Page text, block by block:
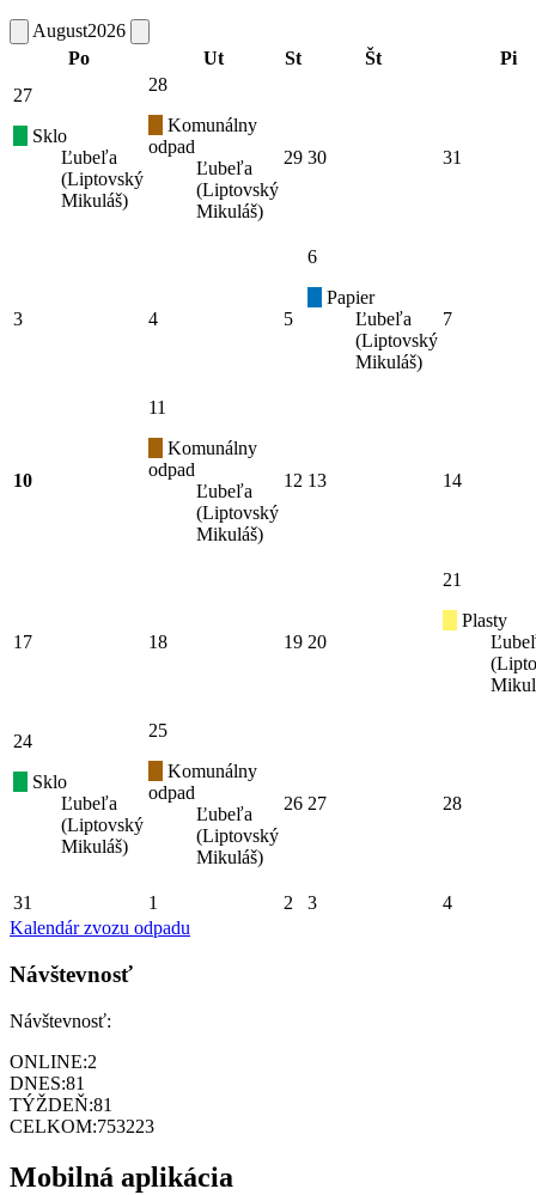
August2026
Po
Ut St Št
Pi
27
Sklo
Ľubeľa
(Liptovský
Mikuláš)
28
Komunálny
odpad
Ľubeľa
(Liptovský
Mikuláš)
29 30 31
3 4 5
6
Papier
Ľubeľa
(Liptovský
Mikuláš)
7
10
11
Komunálny
odpad
Ľubeľa
(Liptovský
Mikuláš)
12 13 14
17 18 19 20
21
Plasty
24
Sklo
Ľubeľa
(Liptovský
Mikuláš)
25
Komunálny
odpad
Ľubeľa
(Liptovský
Mikuláš)
26 27 28
31 1 2 3
4
Kalendár zvozu odpadu
Návštevnosť
Návštevnosť:
ONLINE:2
DNES:81
TÝŽDEŇ:81
CELKOM:753223
Mobilná aplikácia